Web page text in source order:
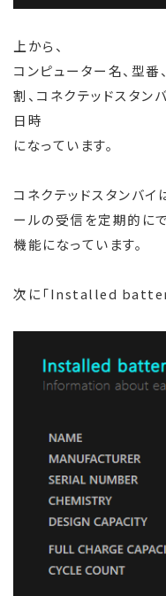
上から、
コンピューター名、型
割、コネクテッドスタン
日時
になっています。
コネクテッドスタンバイ
ールの受信を定期的に
機能になっています。
次に「Installed